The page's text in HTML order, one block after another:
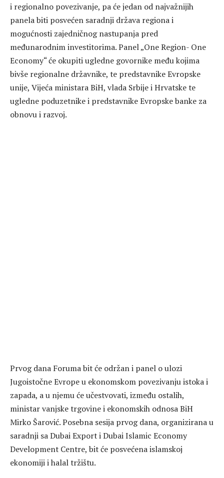
i regionalno povezivanje, pa će jedan od najvažnijih
panela biti posvećen saradnji država regiona i
mogućnosti zajedničnog nastupanja pred
međunarodnim investitorima. Panel „One Region- One
Economy“ će okupiti ugledne govornike među kojima
bivše regionalne državnike, te predstavnike Evropske
unije, Vijeća ministara BiH, vlada Srbije i Hrvatske te
ugledne poduzetnike i predstavnike Evropske banke za
obnovu i razvoj.
Prvog dana Foruma bit će održan i panel o ulozi
Jugoistočne Evrope u ekonomskom povezivanju istoka i
zapada, a u njemu će učestvovati, između ostalih,
ministar vanjske trgovine i ekonomskih odnosa BiH
Mirko Šarović. Posebna sesija prvog dana, organizirana u
saradnji sa Dubai Export i Dubai Islamic Economy
Development Centre, bit će posvećena islamskoj
ekonomiji i halal tržištu.